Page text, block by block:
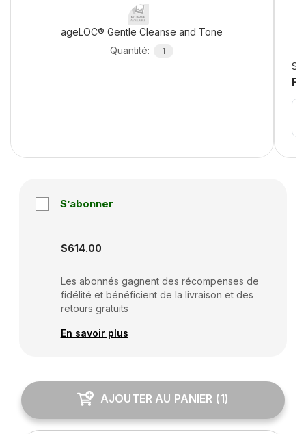
ageLOC® Gentle Cleanse and Tone
Quantité: 1
S’abonner
$614.00
Les abonnés gagnent des récompenses de
fidélité et bénéficient de la livraison et des
retours gratuits
En savoir plus
AJOUTER AU PANIER (1)